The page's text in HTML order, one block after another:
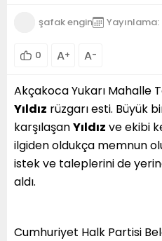
şafak engin Yayınlama:
0 A+ A-
Akçakoca Yukarı Mahalle
Yıldız rüzgarı esti. Büyük
karşılaşanYıldız ve ekibi
ilgiden oldukça memnun
istek ve taleplerini de
aldı.
Cumhuriyet Halk Partisi